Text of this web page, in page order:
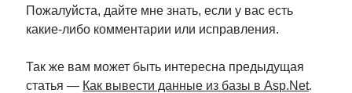
Пожалуйста, дайте мне знать, если у вас есть
какие-либо комментарии или исправления.
Так же вам может быть интересна предыдущая
статья — Как вывести данные из базы в Asp.Net.